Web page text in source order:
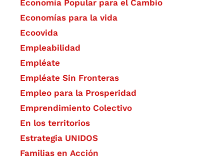
Economía Popular para el Cambio
Economías para la vida
Ecoovida
Empleabilidad
Empléate
Empléate Sin Fronteras
Empleo para la Prosperidad
Emprendimiento Colectivo
En los territorios
Estrategia UNIDOS
Familias en Acción